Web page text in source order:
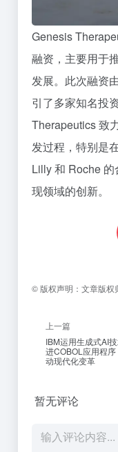
Genesis
融资，主要用于
发展。此次融资
引了多家知名投
Therapeutics 致
发过程，特别是
Lilly 和 Roche
现领域的创新。
© 版权声明： 文章版权
上一篇
IBM运用生成式AI
进COBOL应用程序
动现代化变革
暂无评论